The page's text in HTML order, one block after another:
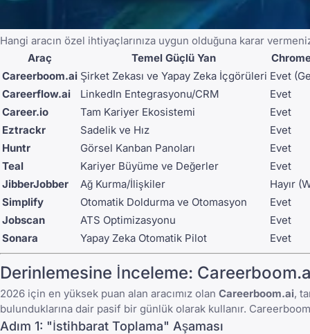
Hangi aracın özel ihtiyaçlarınıza uygun olduğuna karar
Araç
Temel Güçlü Yan
Careerboom.ai Şirket Zekası ve Yapay Zeka İçgörüleri Evet
Careerflow.ai
LinkedIn Entegrasyonu/CRM
Evet
Career.io
Tam Kariyer Ekosistemi
Evet
Eztrackr
Sadelik ve Hız
Evet
Huntr
Görsel Kanban Panoları
Evet
Teal
Kariyer Büyüme ve Değerler
Evet
JibberJobber
Ağ Kurma/İlişkiler
Hayır
Simplify
Otomatik Doldurma ve Otomasyon
Evet
Jobscan
ATS Optimizasyonu
Evet
Sonara
Yapay Zeka Otomatik Pilot Evet
Derinlemesine İnceleme:
2026 için en yüksek puan alan aracımız olan Careerboom.ai,
bulunduklarına dair pasif bir günlük olarak kullanır.
Adım 1: "İstihbarat Toplama" Aşaması